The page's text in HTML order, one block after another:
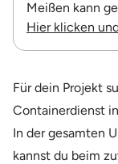
Meißen kann
Hier klicken
Für dein Projekt
Containerdienst
In der gesamten
kannst du beim